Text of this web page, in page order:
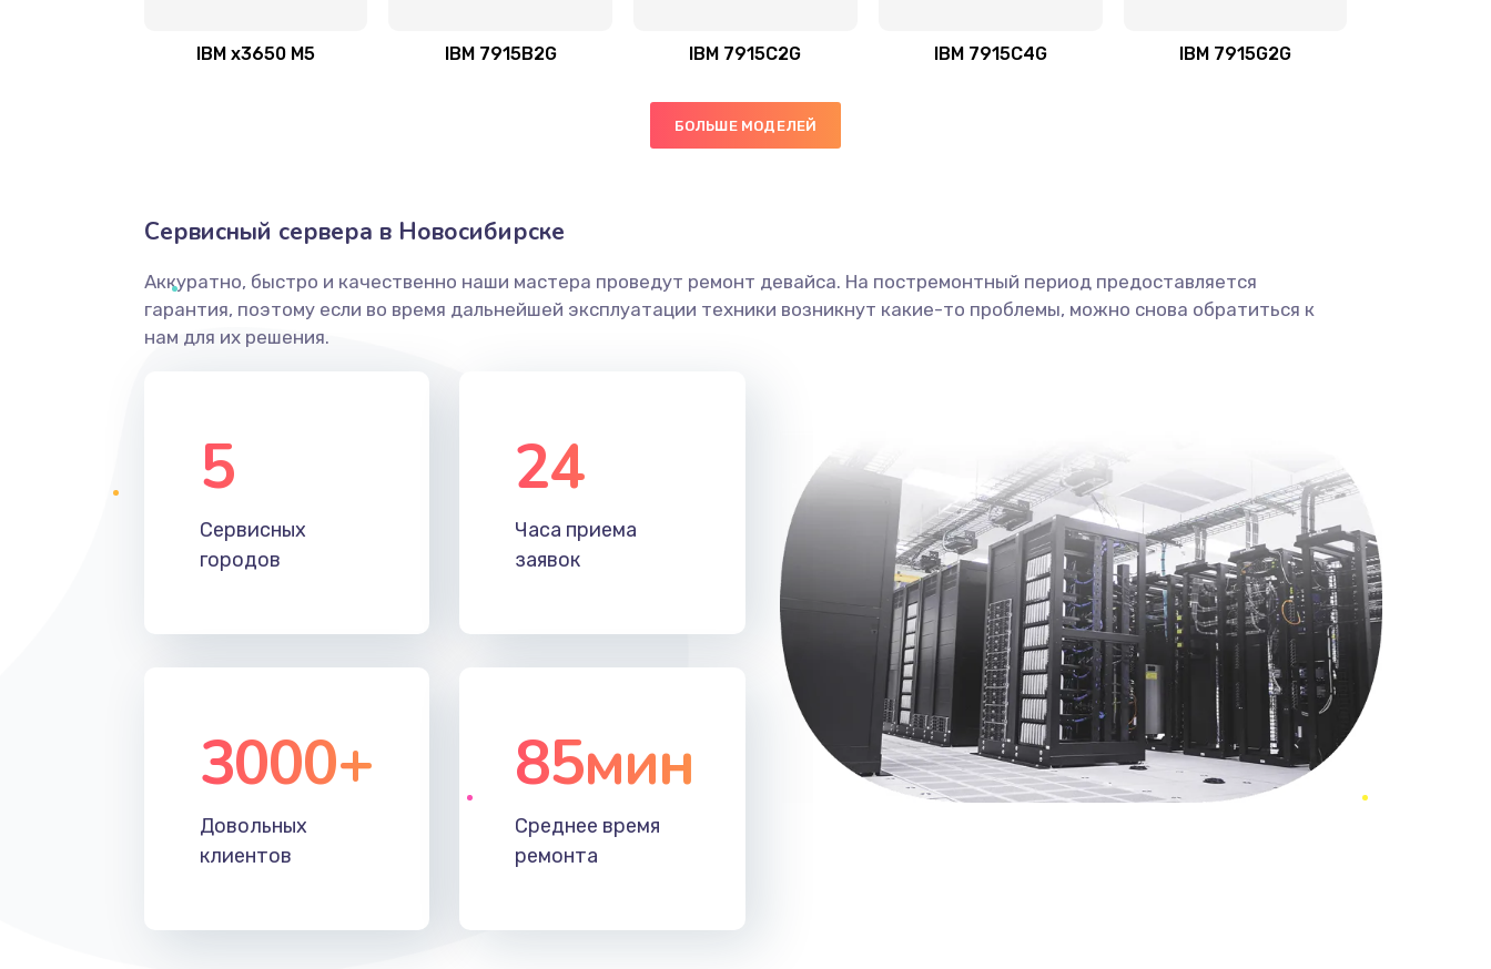
IBM x3650 M5 IBM 7915B2G IBM 7915C2G IBM 7915C4G IBM 7915G2G
БОЛЬШЕ МОДЕЛЕЙ
Сервисный сервера в Новосибирске
Аккуратно, быстро и качественно наши мастера проведут ремонт девайса. На постремонтный период предоставляется
гарантия, поэтому если во время дальнейшей эксплуатации техники возникнут какие-то проблемы, можно снова обратиться к
нам для их решения.
5
Сервисных
городов
24
Часа приема
заявок
3000+
Довольных
клиентов
85мин
Среднее время
ремонта